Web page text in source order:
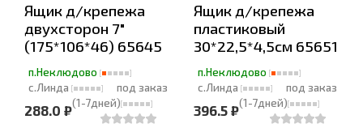
Ящик д/крепежа
двухсторон 7"
(175*106*46) 65645
п.Неклюдово
с.Линда
под заказ
(1-7дней)
288.0 ₽
Ящик д/крепежа
пластиковый
30*22,5*4,5см 65651
п.Неклюдово
с.Линда
под заказ
(1-7дней)
396.5 ₽